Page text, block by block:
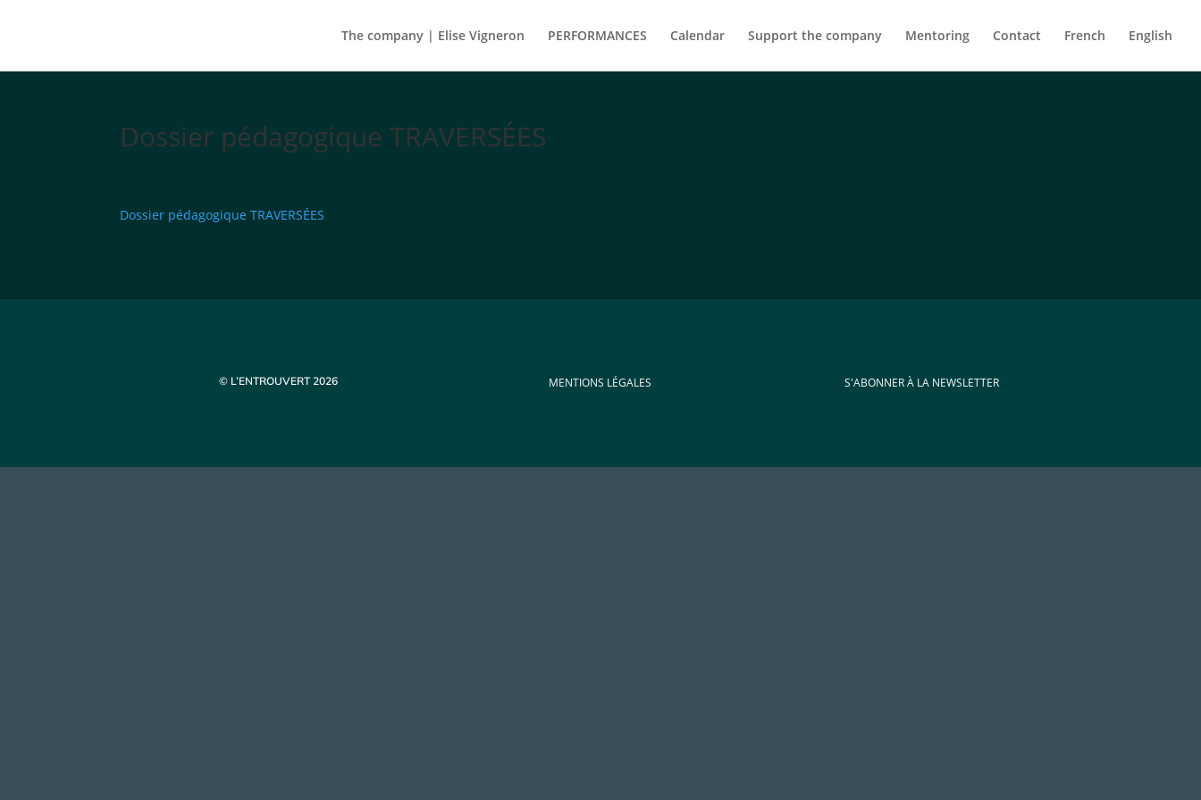
The company | Elise Vigneron PERFORMANCES Calendar Support the company Mentoring Contact French English
Dossier pédagogique TRAVERSÉES
Dossier pédagogique TRAVERSÉES
© L’ENTROUVERT 2026 MENTIONS LÉGALES S'ABONNER À LA NEWSLETTER